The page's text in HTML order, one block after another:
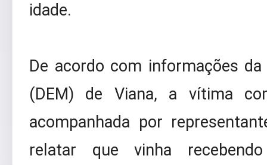
idade.
De acordo com informações
(DEM) de Viana, a vítima
acompanhada por
relatar que vinha